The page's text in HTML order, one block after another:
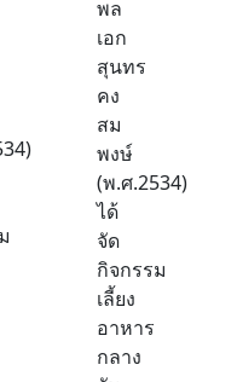
พล
เอก
สุนทร
คง
สม
พงษ์
(พ.ศ.2534)
ได้
จัด
กิจกรรม
เลี้ยง
อาหาร
กลาง